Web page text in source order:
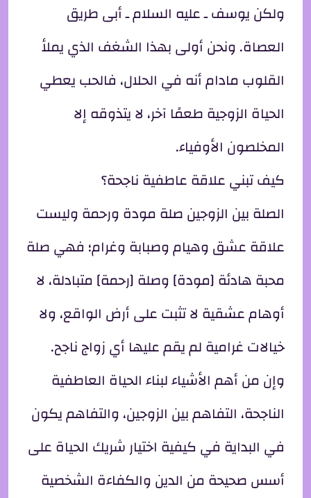
ولكن يوسف ـ عليه السلام ـ أبى طريق
العصاة. ونحن أولى بهذا الشغف الذي يملأ
القلوب مادام أنه في الحلال، فالحب يعطي
الحياة الزوجية طعمًا آخر، لا يتذوقه إلا
المخلصون الأوفياء.
كيف تبني علاقة عاطفية ناجحة؟
الصلة بين الزوجين صلة مودة ورحمة وليست
علاقة عشق وهيام وصبابة وغرام؛ فهي صلة
محبة هادئة [مودة] وصلة [رحمة] متبادلة، لا
أوهام عشقية لا تثبت على أرض الواقع، ولا
خيالات غرامية لم يقم عليها أي زواج ناجح.
وإن من أهم الأشياء لبناء الحياة العاطفية
الناجحة، التفاهم بين الزوجين، والتفاهم يكون
في البداية في كيفية اختيار شريك الحياة على
أسس صحيحة من الدين والكفاءة الشخصية